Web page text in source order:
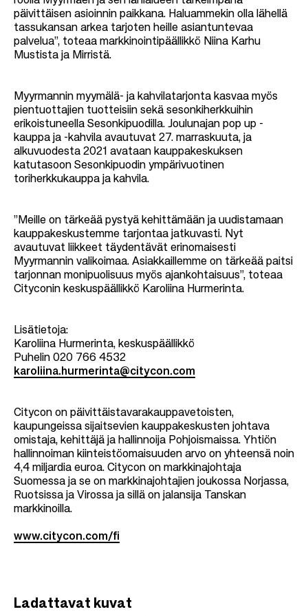
päivittäisen asioinnin paikkana. Haluammekin olla lähellä
tassukansan arkea tarjoten heille asiantuntevaa
palvelua”, toteaa markkinointipäällikkö Niina Karhu
Mustista ja Mirristä.
Myyrmannin myymälä- ja kahvilatarjonta kasvaa myös
pientuottajien tuotteisiin sekä sesonkiherkkuihin
erikoistuneella Sesonkipuodilla. Joulunajan pop up -
kauppa ja -kahvila avautuvat 27. marraskuuta, ja
alkuvuodesta 2021 avataan kauppakeskuksen
katutasoon Sesonkipuodin ympärivuotinen
toriherkkukauppa ja kahvila.
”Meille on tärkeää pystyä kehittämään ja uudistamaan
kauppakeskustemme tarjontaa jatkuvasti. Nyt
avautuvat liikkeet täydentävät erinomaisesti
Myyrmannin valikoimaa. Asiakkaillemme on tärkeää paitsi
tarjonnan monipuolisuus myös ajankohtaisuus”, toteaa
Cityconin keskuspäällikkö Karoliina Hurmerinta.
Lisätietoja:
Karoliina Hurmerinta, keskuspäällikkö
Puhelin 020 766 4532
karoliina.hurmerinta@citycon.com
Citycon on päivittäistavarakauppavetoisten,
kaupungeissa sijaitsevien kauppakeskusten johtava
omistaja, kehittäjä ja hallinnoija Pohjoismaissa. Yhtiön
hallinnoiman kiinteistöomaisuuden arvo on yhteensä noin
4,4 miljardia euroa. Citycon on markkinajohtaja
Suomessa ja se on markkinajohtajien joukossa Norjassa,
Ruotsissa ja Virossa ja sillä on jalansija Tanskan
markkinoilla.
www.citycon.com/fi
Ladattavat kuvat